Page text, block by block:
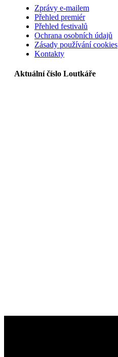
Zprávy e-mailem
Přehled premiér
Přehled festivalů
Ochrana osobních údajů
Zásady používání cookies
Kontakty
Aktuální číslo Loutkáře